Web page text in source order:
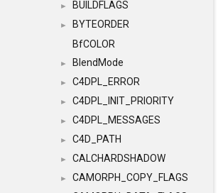
► BUILDFLAGS
►
BYTEORDER
BfCOLOR
► BlendMode
► C4DPL_ERROR
► C4DPL_INIT_PRIORITY
► C4DPL_MESSAGES
► C4D_PATH
► CALCHARDSHADOW
►
CAMORPH_COPY_FLAGS